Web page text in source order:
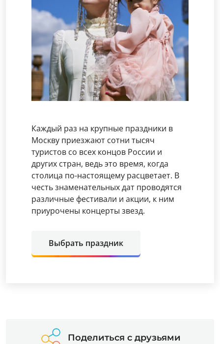
Каждый раз на крупные праздники в
Москву приезжают сотни тысяч
туристов со всех концов России и
других стран, ведь это время, когда
столица по-настоящему расцветает. В
честь знаменательных дат проводятся
различные фестивали и акции, к ним
приурочены концерты звезд.
Выбрать праздник
Поделиться с друзьями